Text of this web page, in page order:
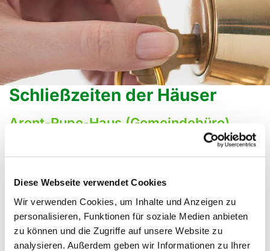
Diese Webseite verwendet Cookies
Wir verwenden Cookies, um Inhalte und Anzeigen zu
personalisieren, Funktionen für soziale Medien anbieten
zu können und die Zugriffe auf unsere Website zu
analysieren. Außerdem geben wir Informationen zu Ihrer
Schließzeiten der Häuser
Arent-Rupe-Haus (Gemeindebüro)
19.10. - 23.10.2026
23.12. - 06.01.2027
Arent-Rupe-Haus (Gemeindehaus)